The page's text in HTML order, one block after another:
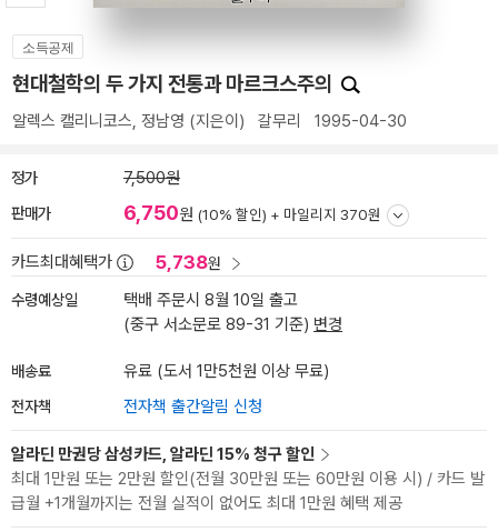
소득공제
현대철학의 두 가지 전통과 마르크스주의
알렉스 캘리니코스, 정남영 (지은이) 갈무리 1995-04-30
정가 7,500원
판매가 6,750원 (10% 할인) + 마일리지 370원
카드최대혜택가 5,738원
수령예상일
택배 주문시 8월 10일 출고
(중구 서소문로 89-31 기준) 변경
배송료 유료 (도서 1만5천원 이상 무료)
전자책 전자책 출간알림 신청
알라딘 만권당 삼성카드, 알라딘 15% 청구 할인
최대 1만원 또는 2만원 할인(전월 30만원 또는 60만원 이용 시) / 카드 발
급월 +1개월까지는 전월 실적이 없어도 최대 1만원 혜택 제공